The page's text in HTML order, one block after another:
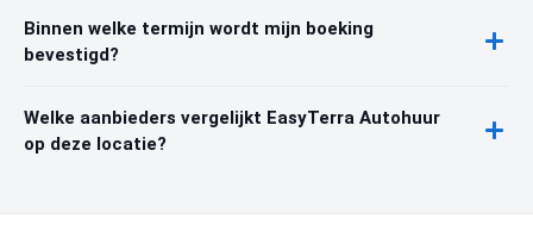
Binnen welke termijn wordt mijn boeking
bevestigd?
Welke aanbieders vergelijkt EasyTerra Autohuur
op deze locatie?